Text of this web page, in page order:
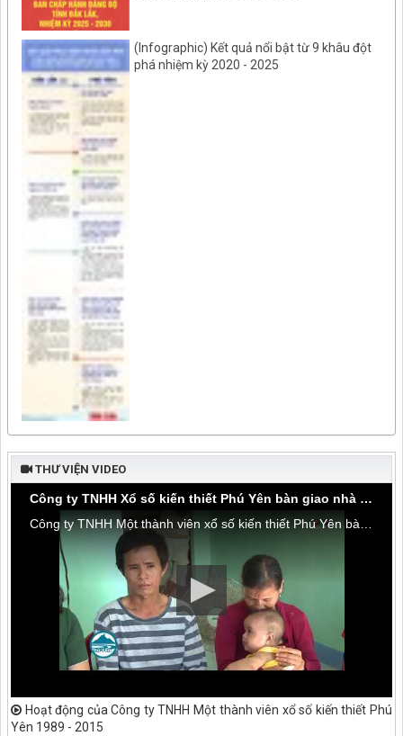
(Infographic) Kết quả nổi bật từ 9 khâu đột
phá nhiệm kỳ 2020 - 2025
THƯ VIỆN VIDEO
Công ty TNHH Xổ số kiến thiết Phú Yên bàn giao nhà tình thương tại thôn Hòa Đa, xã An Mỹ
Công ty TNHH Một thành viên xổ số kiến thiết Phú Yên bàn giao nhà tình thương tại thôn Hòa Đa, xã An Mỹ, huyện Tuy An
Hoạt động của Công ty TNHH Một thành viên xổ số kiến thiết Phú
Yên 1989 - 2015